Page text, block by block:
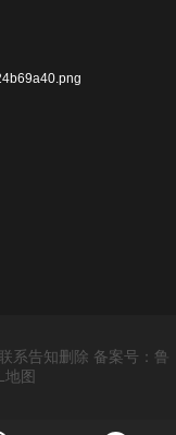
系告知删除 备案号：鲁
地图